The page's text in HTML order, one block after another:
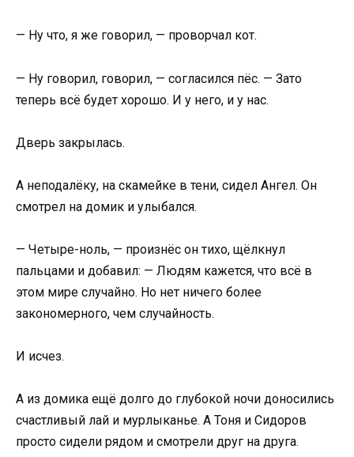
— Ну что, я же говорил, — проворчал кот.
— Ну говорил, говорил, — согласился пёс. — Зато
теперь всё будет хорошо. И у него, и у нас.
Дверь закрылась.
А неподалёку, на скамейке в тени, сидел Ангел. Он
смотрел на домик и улыбался.
— Четыре-ноль, — произнёс он тихо, щёлкнул
пальцами и добавил: — Людям кажется, что всё в
этом мире случайно. Но нет ничего более
закономерного, чем случайность.
И исчез.
А из домика ещё долго до глубокой ночи доносились
счастливый лай и мурлыканье. А Тоня и Сидоров
просто сидели рядом и смотрели друг на друга.